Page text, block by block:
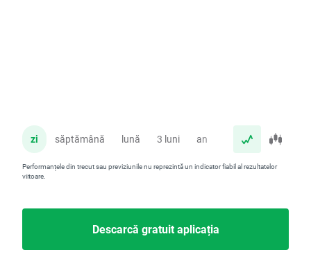
zi săptămână lună 3 luni an
Performanțele din trecut sau previziunile nu reprezintă un indicator fiabil al rezultatelor
viitoare.
Descarcă gratuit aplicația